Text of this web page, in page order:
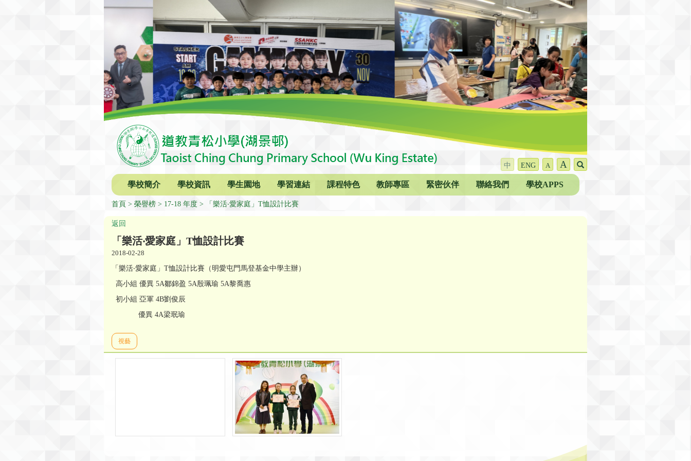
中 ENG A A
學校簡介 學校資訊 學生園地 學習連結 課程特色 教師專區 緊密伙伴 聯絡我們 學校APPS
首頁 榮譽榜 17-18 年度 「樂活‧愛家庭」T恤設計比賽
返回
「樂活‧愛家庭」T恤設計比賽
2018-02-28
「樂活‧愛家庭」T恤設計比賽（明愛屯門馬登基金中學主辦）
高小組 優異 5A鄒錦盈 5A殷珮瑜 5A黎喬惠
初小組 亞軍 4B劉俊辰
優異 4A梁珉瑜
視藝